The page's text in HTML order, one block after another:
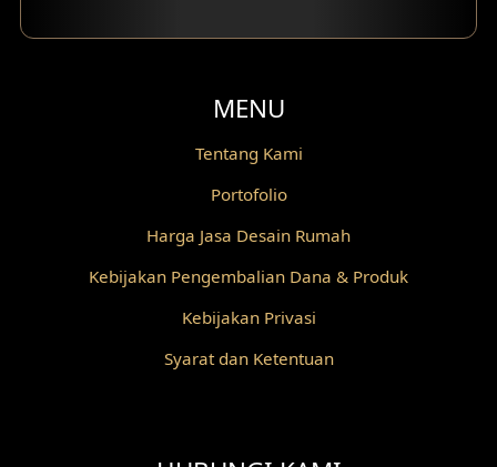
Desain Partisi
Desain Pilar
Desain Fasad Depan
Desain Fasad Belakang
MENU
Tentang Kami
Portofolio
Harga Jasa Desain Rumah
Kebijakan Pengembalian Dana & Produk
Kebijakan Privasi
Syarat dan Ketentuan